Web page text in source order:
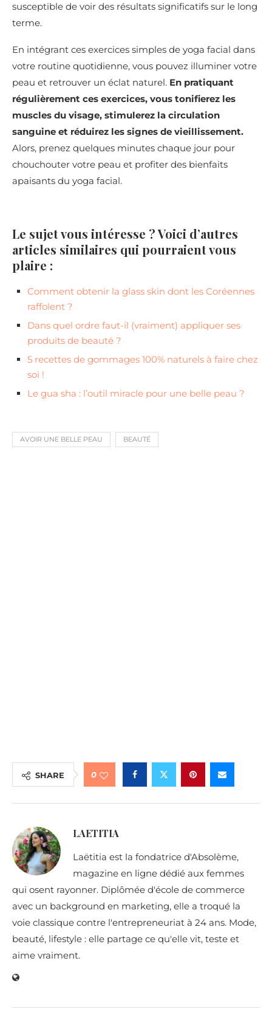
susceptible de voir des résultats significatifs sur le long
terme.
En intégrant ces exercices simples de yoga facial dans
votre routine quotidienne, vous pouvez illuminer votre
peau et retrouver un éclat naturel. En pratiquant
régulièrement ces exercices, vous tonifierez les
muscles du visage, stimulerez la circulation
sanguine et réduirez les signes de vieillissement.
Alors, prenez quelques minutes chaque jour pour
chouchouter votre peau et profiter des bienfaits
apaisants du yoga facial.
Le sujet vous intéresse ? Voici d’autres
articles similaires qui pourraient vous
plaire :
Comment obtenir la glass skin dont les Coréennes
raffolent ?
Dans quel ordre faut-il (vraiment) appliquer ses
produits de beauté ?
5 recettes de gommages 100% naturels à faire chez
soi !
Le gua sha : l’outil miracle pour une belle peau ?
AVOIR UNE BELLE PEAU BEAUTÉ
SHARE 0
LAETITIA
Laëtitia est la fondatrice d'Absolème,
magazine en ligne dédié aux femmes
qui osent rayonner. Diplômée d'école de commerce
avec un background en marketing, elle a troqué la
voie classique contre l'entrepreneuriat à 24 ans. Mode,
beauté, lifestyle : elle partage ce qu'elle vit, teste et
aime vraiment.